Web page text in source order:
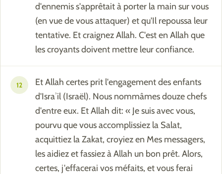
d'ennemis s'apprêtait à porter la main sur vous
(en vue de vous attaquer) et qu'Il repoussa leur
tentative. Et craignez Allah. C'est en Allah que
les croyants doivent mettre leur confiance.
12
Et Allah certes prit l'engagement des enfants
d'Israʾil (Israël). Nous nommâmes douze chefs
d'entre eux. Et Allah dit: « Je suis avec vous,
pourvu que vous accomplissiez la Salat,
acquittiez la Zakat, croyiez en Mes messagers,
les aidiez et fassiez à Allah un bon prêt. Alors,
certes, j'effacerai vos méfaits, et vous ferai